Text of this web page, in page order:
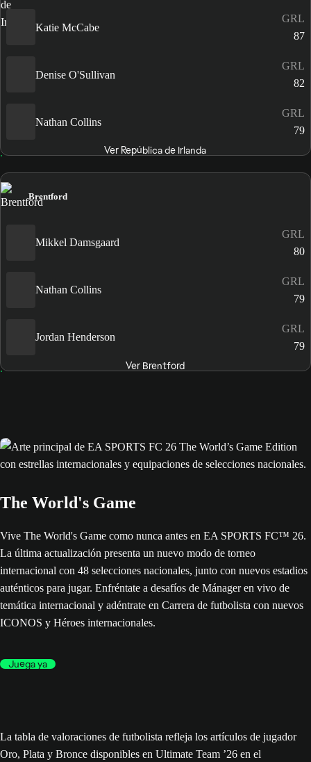
Katie McCabe
GRL
87
Denise O'Sullivan
GRL
82
Nathan Collins
GRL
79
Ver República de Irlanda
Brentford
Mikkel Damsgaard
GRL
80
Nathan Collins
GRL
79
Jordan Henderson
GRL
79
Ver Brentford
The World's Game
Vive The World's Game como nunca antes en EA SPORTS FC™ 26.
La última actualización presenta un nuevo modo de torneo
internacional con 48 selecciones nacionales, junto con nuevos estadios
auténticos para jugar. Enfréntate a desafíos de Mánager en vivo de
temática internacional y adéntrate en Carrera de futbolista con nuevos
ICONOS y Héroes internacionales.
Juega ya
La tabla de valoraciones de futbolista refleja los artículos de jugador
Oro, Plata y Bronce disponibles en Ultimate Team ’26 en el